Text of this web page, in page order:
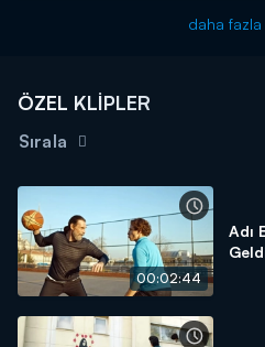
için babasına yetişemediğini ve
daha
ÖZEL KLİPLER
Sırala
00:02:44
Adı